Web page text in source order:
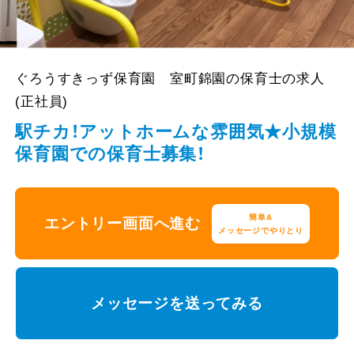
ぐろうすきっず保育園 室町錦園の保育士の求人
(正社員)
駅チカ！アットホームな雰囲気★小規模
保育園での保育士募集！
エントリー画面へ進む
簡単&
メッセージでやりとり
メッセージを送ってみる